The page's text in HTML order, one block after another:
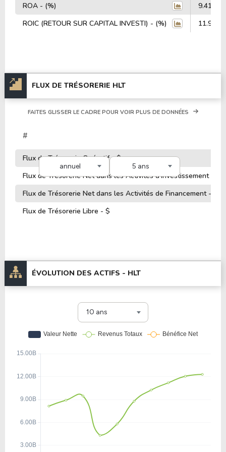
ROA - (%)
9.41%
ROIC (RETOUR SUR CAPITAL INVESTI) - (%)
11.90%
FLUX DE TRÉSORERIE HLT
annuel 5 ans
FAITES GLISSER LE CADRE POUR VOIR PLUS DE DONNÉES
#
Flux de Trésorerie Opératif - $
Flux de Trésorerie Net dans les Activités d'Investissement - $
Flux de Trésorerie Net dans les Activités de Financement - $
Flux de Trésorerie Libre - $
ÉVOLUTION DES ACTIFS - HLT
10 ans